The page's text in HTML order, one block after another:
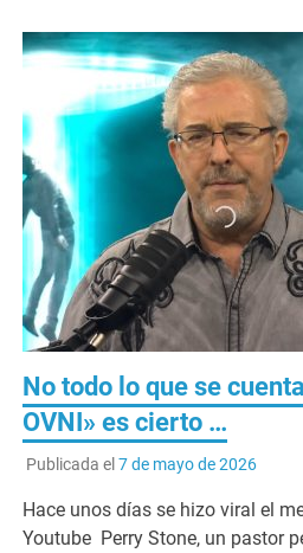
No todo lo que se
OVNI» es cierto …
Publicada el7 de mayo de 2026
Hace unos días se hizo viral el
Youtube Perry Stone, un pastor